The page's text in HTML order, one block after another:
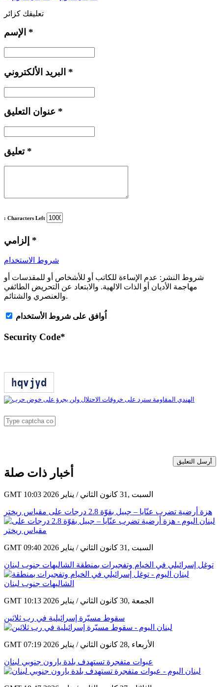
تعليقك كزائر
*
*
*
تعليق *
: Characters Left
*
شروط الاستخدام
شروط النشر: عدم الإساءة للكاتب أو للأشخاص أو للمقدسات أو
مهاجمة الأديان أو الذات الالهية. والابتعاد عن التحريض الطائفي
والعنصري والشتائم.
اُوافق على شروط الأستخدام
Security Code*
أرسل التعليق
أخبار ذات صلة
GMT 10:03 2026 السبت ,31 كانون الثاني / يناير
هزة أرضية تضرب عنّايا – جبيل بقوّة 2.8 درجات على مقياس ريختر
GMT 09:40 2026 السبت ,31 كانون الثاني / يناير
توغل إسرائيلي في الخيام وتفجيرات بمنطقة الشاليهات جنوب لبنان
GMT 10:13 2026 الجمعة ,30 كانون الثاني / يناير
سقوط مسيّرة إسرائيلية في رب ثلاثين
GMT 07:19 2026 الأربعاء ,28 كانون الثاني / يناير
عبوات متفجرة تستهدف بلدة يارون جنوبي لبنان